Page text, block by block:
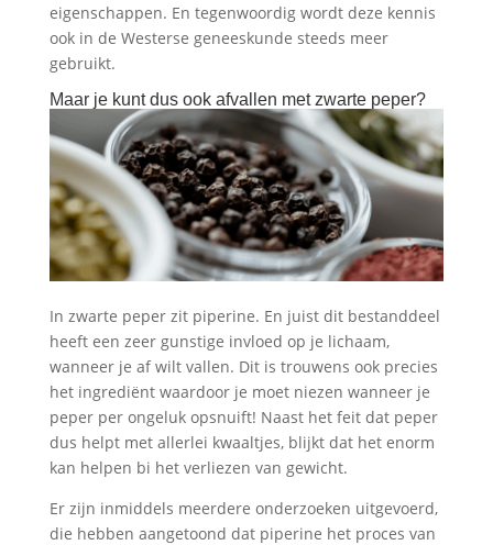
eigenschappen. En tegenwoordig wordt deze kennis
ook in de Westerse geneeskunde steeds meer
gebruikt.
Maar je kunt dus ook afvallen met zwarte peper?
In zwarte peper zit piperine. En juist dit bestanddeel
heeft een zeer gunstige invloed op je lichaam,
wanneer je af wilt vallen. Dit is trouwens ook precies
het ingrediënt waardoor je moet niezen wanneer je
peper per ongeluk opsnuift! Naast het feit dat peper
dus helpt met allerlei kwaaltjes, blijkt dat het enorm
kan helpen bi het verliezen van gewicht.
Er zijn inmiddels meerdere onderzoeken uitgevoerd,
die hebben aangetoond dat piperine het proces van